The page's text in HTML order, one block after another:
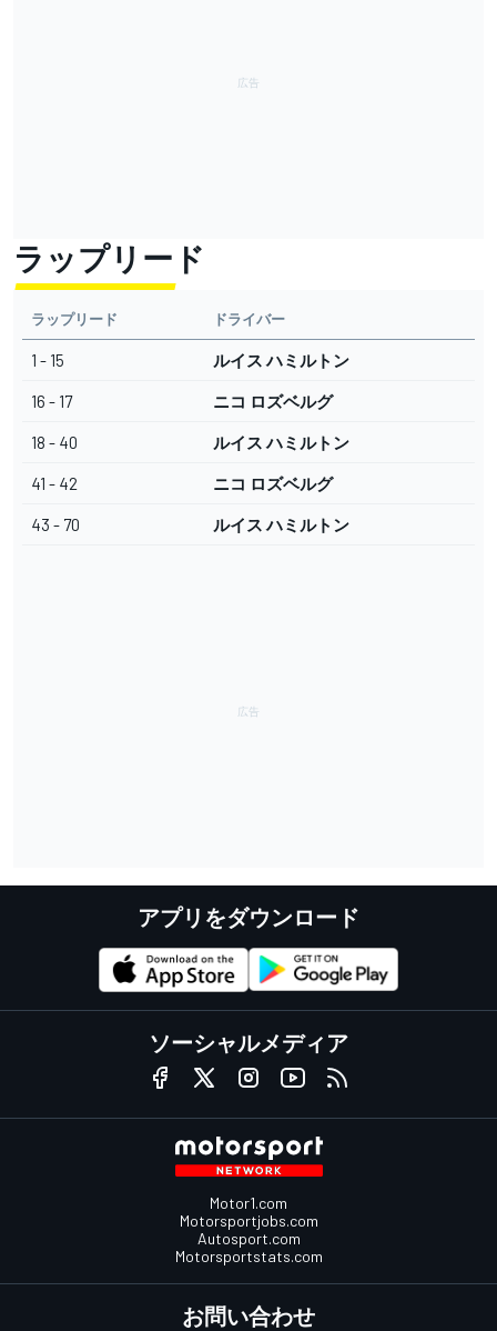
ラップリード
ラップリード ドライバー
1 - 15 ルイス ハミルトン
16 - 17 ニコ ロズベルグ
18 - 40 ルイス ハミルトン
41 - 42 ニコ ロズベルグ
43 - 70 ルイス ハミルトン
アプリをダウンロード
ソーシャルメディア
Motor1.com
Motorsportjobs.com
Autosport.com
Motorsportstats.com
お問い合わせ